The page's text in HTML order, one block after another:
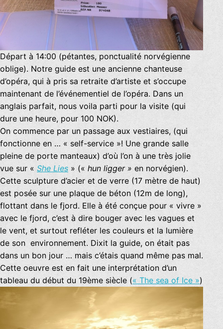
Départ à 14:00 (pétantes, ponctualité norvégienne
oblige). Notre guide est une ancienne chanteuse
d’opéra, qui à pris sa retraite d’artiste et s’occupe
maintenant de l’événementiel de l’opéra. Dans un
anglais parfait, nous voila parti pour la visite (qui
dure une heure, pour 100 NOK).
On commence par un passage aux vestiaires, (qui
fonctionne en … « self-service »! Une grande salle
pleine de porte manteaux) d’où l’on à une très jolie
vue sur « She Lies » (« hun ligger » en norvégien).
Cette sculpture d’acier et de verre (17 mètre de haut)
est posée sur une plaque de béton (12m de long),
flottant dans le fjord. Elle à été conçue pour « vivre »
avec le fjord, c’est à dire bouger avec les vagues et
le vent, et surtout refléter les couleurs et la lumière
de son environnement. Dixit la guide, on était pas
dans un bon jour … mais c’étais quand même pas mal.
Cette oeuvre est en fait une interprétation d’un
tableau du début du 19ème siècle (« The sea of Ice »)